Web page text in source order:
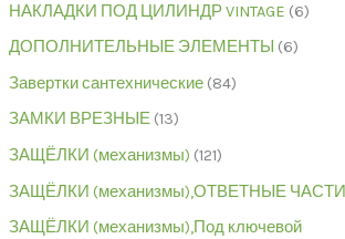
НАКЛАДКИ ПОД ЦИЛИНДР VINTAGE 6
ДОПОЛНИТЕЛЬНЫЕ ЭЛЕМЕНТЫ
6
Завертки сантехнические 84
ЗАМКИ ВРЕЗНЫЕ 13
ЗАЩЁЛКИ (механизмы) 121
ЗАЩЁЛКИ (механизмы),ОТВЕТНЫЕ ЧАСТИ
ЗАЩЁЛКИ (механизмы),Под ключевой